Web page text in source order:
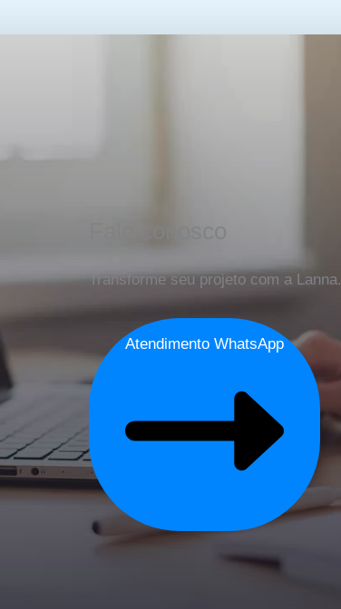
Transforme seu projeto com a Lanna.
Atendimento WhatsApp